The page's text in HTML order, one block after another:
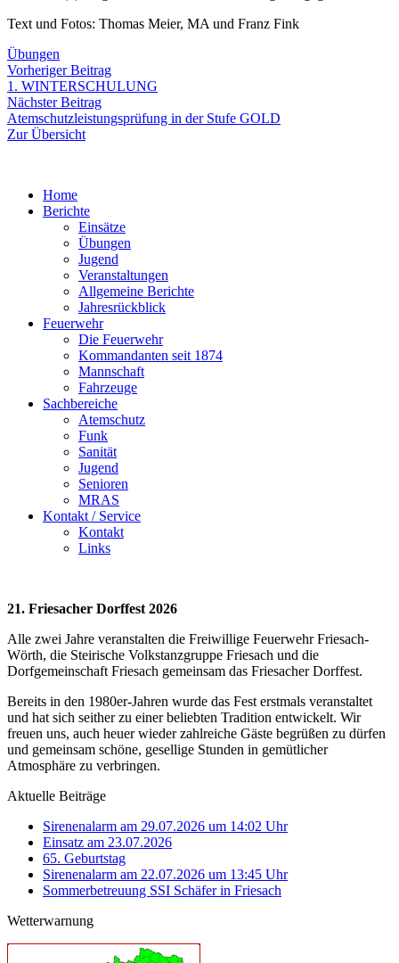
Text und Fotos: Thomas Meier, MA und Franz Fink
Übungen
Beitragsnavigation
Vorheriger BeitragVorheriger
Beitrag:
1. WINTERSCHULUNG
Nächster BeitragNächster
Beitrag:
Atemschutzleistungsprüfung in der Stufe GOLD
Zur Übersicht
Home
Berichte
Einsätze
Übungen
Jugend
Veranstaltungen
Allgemeine Berichte
Jahresrückblick
Feuerwehr
Die Feuerwehr
Kommandanten seit 1874
Mannschaft
Fahrzeuge
Sachbereiche
Atemschutz
Funk
Sanität
Jugend
Senioren
MRAS
Kontakt / Service
Kontakt
Links
21. Friesacher Dorffest 2026
Alle zwei Jahre veranstalten die Freiwillige Feuerwehr Friesach-
Wörth, die Steirische Volkstanzgruppe Friesach und die
Dorfgemeinschaft Friesach gemeinsam das Friesacher Dorffest.
Bereits in den 1980er-Jahren wurde das Fest erstmals veranstaltet
und hat sich seither zu einer beliebten Tradition entwickelt. Wir
freuen uns, auch heuer wieder zahlreiche Gäste begrüßen zu dürfen
und gemeinsam schöne, gesellige Stunden in gemütlicher
Atmosphäre zu verbringen.
Aktuelle Beiträge
Sirenenalarm am 29.07.2026 um 14:02 Uhr
Einsatz am 23.07.2026
65. Geburtstag
Sirenenalarm am 22.07.2026 um 13:45 Uhr
Sommerbetreuung SSI Schäfer in Friesach
Wetterwarnung